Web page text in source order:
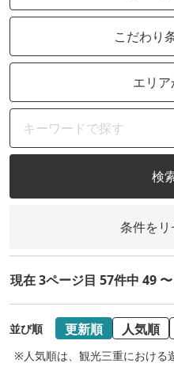
こだわり
エリ
検
条件を
現在 3ページ目 57件中 49
並び順 更新順 人気順
※人気順は、観光三重における